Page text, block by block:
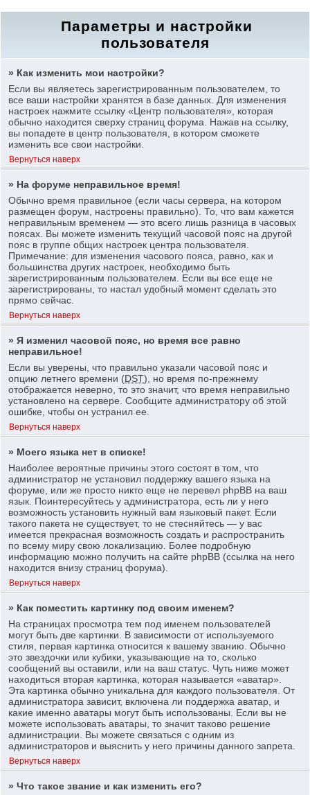
Параметры и настройки
пользователя
» Как изменить мои настройки?
Если вы являетесь зарегистрированным пользователем, то
все ваши настройки хранятся в базе данных. Для изменения
настроек нажмите ссылку «Центр пользователя», которая
обычно находится сверху страниц форума. Нажав на ссылку,
вы попадете в центр пользователя, в котором сможете
изменить все свои настройки.
Вернуться наверх
» На форуме неправильное время!
Обычно время правильное (если часы сервера, на котором
размещен форум, настроены правильно). То, что вам кажется
неправильным временем — это всего лишь разница в часовых
поясах. Вы можете изменить текущий часовой пояс на другой
пояс в группе общих настроек центра пользователя.
Примечание: для изменения часового пояса, равно, как и
большинства других настроек, необходимо быть
зарегистрированным пользователем. Если вы все еще не
зарегистрированы, то настал удобный момент сделать это
прямо сейчас.
Вернуться наверх
» Я изменил часовой пояс, но время все равно
неправильное!
Если вы уверены, что правильно указали часовой пояс и
опцию летнего времени (DST), но время по-прежнему
отображается неверно, то это значит, что время неправильно
установлено на сервере. Сообщите администратору об этой
ошибке, чтобы он устранил ее.
Вернуться наверх
» Моего языка нет в списке!
Наиболее вероятные причины этого состоят в том, что
администратор не установил поддержку вашего языка на
форуме, или же просто никто еще не перевел phpBB на ваш
язык. Поинтересуйтесь у администратора, есть ли у него
возможность установить нужный вам языковый пакет. Если
такого пакета не существует, то не стесняйтесь — у вас
имеется прекрасная возможность создать и распространить
по всему миру свою локализацию. Более подробную
информацию можно получить на сайте phpBB (ссылка на него
находится внизу страниц форума).
Вернуться наверх
» Как поместить картинку под своим именем?
На страницах просмотра тем под именем пользователей
могут быть две картинки. В зависимости от используемого
стиля, первая картинка относится к вашему званию. Обычно
это звездочки или кубики, указывающие на то, сколько
сообщений вы оставили, или на ваш статус. Чуть ниже может
находиться вторая картинка, которая называется «аватар».
Эта картинка обычно уникальна для каждого пользователя. От
администратора зависит, включена ли поддержка аватар, и
какие именно аватары могут быть использованы. Если вы не
можете использовать аватары, то значит таково решение
администрации. Вы можете связаться с одним из
администраторов и выяснить у него причины данного запрета.
Вернуться наверх
» Что такое звание и как изменить его?